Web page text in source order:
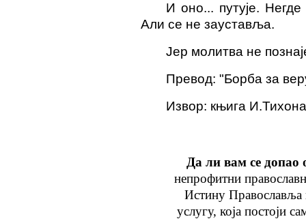
И оно... путује.
Али се не зауставља.
Јер молитва не
Превод: "Борба за
Извор: књига
Да ли вам се допао
непрофитни
Истину
услугу, којапостоји